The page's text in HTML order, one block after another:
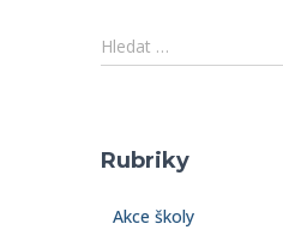
V
y
d
Hledat …
Rubriky
Akce školy